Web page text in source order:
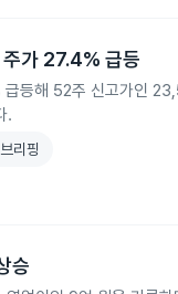
주가 27.4% 급등
등해 52주 신고가인
.
리핑
승